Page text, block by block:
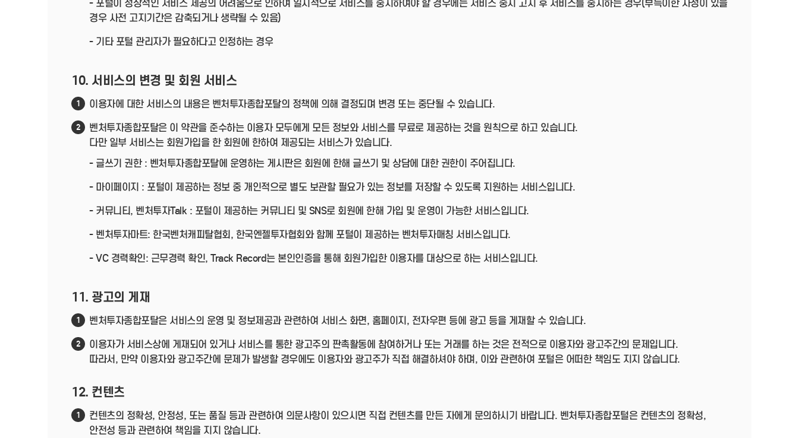
- 포털이 정상적인 서비스 제공의 어려움으로 인하여 일시적으로 서비스를 중지하여야 할 경우에는 서비스 중지 고지 후 서비스를 중지하는 경우(부득이한 사정이 있을
경우 사전 고지기간은 감축되거나 생략될 수 있음)
- 기타 포털 관리자가 필요하다고 인정하는 경우
10. 서비스의 변경 및 회원 서비스
1 이용자에 대한 서비스의 내용은 벤처투자종합포탈의 정책에 의해 결정되며 변경 또는 중단될 수 있습니다.
2
벤처투자종합포탈은 이 약관을 준수하는 이용자 모두에게 모든 정보와 서비스를 무료로 제공하는 것을 원칙으로 하고 있습니다.
다만 일부 서비스는 회원가입을 한 회원에 한하여 제공되는 서비스가 있습니다.
- 글쓰기 권한 : 벤처투자종합포탈에 운영하는 게시판은 회원에 한해 글쓰기 및 상담에 대한 권한이 주어집니다.
- 마이페이지 : 포털이 제공하는 정보 중 개인적으로 별도 보관할 필요가 있는 정보를 저장할 수 있도록 지원하는 서비스입니다.
- 커뮤니티, 벤처투자Talk : 포털이 제공하는 커뮤니티 및 SNS로 회원에 한해 가입 및 운영이 가능한 서비스입니다.
- 벤처투자마트: 한국벤처캐피탈협회, 한국엔젤투자협회와 함께 포털이 제공하는 벤처투자매칭 서비스입니다.
- VC 경력확인: 근무경력 확인, Track Record는 본인인증을 통해 회원가입한 이용자를 대상으로 하는 서비스입니다.
11. 광고의 게재
1 벤처투자종합포탈은 서비스의 운영 및 정보제공과 관련하여 서비스 화면, 홈페이지, 전자우편 등에 광고 등을 게재할 수 있습니다.
2
이용자가 서비스상에 게재되어 있거나 서비스를 통한 광고주의 판촉활동에 참여하거나 또는 거래를 하는 것은 전적으로 이용자와 광고주간의 문제입니다.
따라서, 만약 이용자와 광고주간에 문제가 발생할 경우에도 이용자와 광고주가 직접 해결하셔야 하며, 이와 관련하여 포털은 어떠한 책임도 지지 않습니다.
12. 컨텐츠
1
컨텐츠의 정확성, 안정성, 또는 품질 등과 관련하여 의문사항이 있으시면 직접 컨텐츠를 만든 자에게 문의하시기 바랍니다. 벤처투자종합포털은 컨텐츠의 정확성,
안전성 등과 관련하여 책임을 지지 않습니다.